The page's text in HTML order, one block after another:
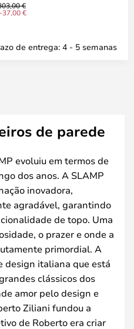
€
37,00 €
de entrega: 4 - 5 semanas
de parede
evoluiu em termos de
dos anos. A SLAMP
inovadora,
agradável, garantindo
de topo. Uma
o prazer e onde a
primordial. A
design italiana que está
clássicos dos
amor pelo design e
Ziliani fundou a
de Roberto era criar